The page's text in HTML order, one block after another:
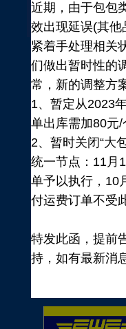
近期，由于包包
效出现延误(其他
紧着手处理相关
们做出暂时性的
常，新的调整方
1、暂定从2023
单出库需加80元/
2、暂时关闭“大
统一节点：11月
单予以执行，10
付运费订单不受
特发此函，提前
持，如有最新消
EWE转运官网
持！